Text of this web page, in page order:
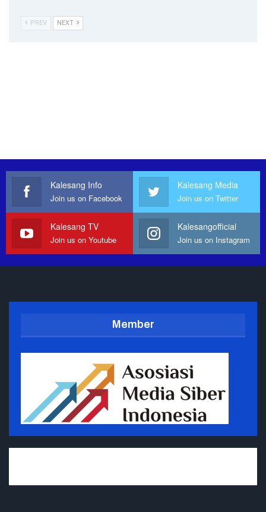
PREV NEXT
Kalesang Info
Join us on Facebook
Kalesang Media
Join us on Twitter
Kalesang TV
Join us on Youtube
Kalesangofficial
Join us on Instagram
Member